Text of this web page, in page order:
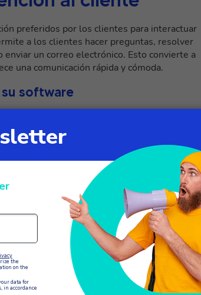
preferidos por los clientes para interactuar
a los clientes hacer preguntas, resolver
un correo electrónico. Esto convierte a
una comunicación rápida y cómoda.
su software
para ofrecer una atención al
una solución que permite gestionar y
para empresas que ofrece
gestionar varias conversaciones
y controlar métricas clave para
entrantes y salientes, enviar y